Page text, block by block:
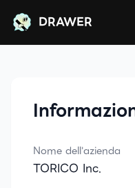
DRAWER
DRAWER
Nome dell'azienda
TORICO Inc.